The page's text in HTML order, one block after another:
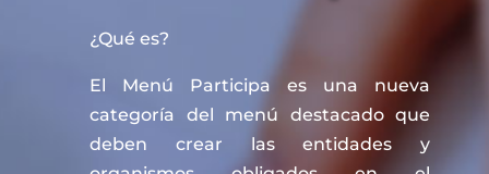
¿Qué es?
El Menú Participa es una nueva
categoría del menú destacado que
deben crear las entidades y